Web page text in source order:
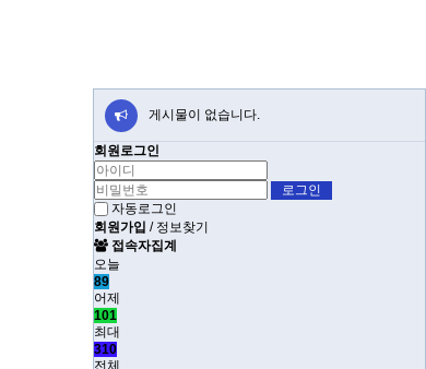
게시물이 없습니다.
회원로그인
자동로그인
회원가입 / 정보찾기
접속자집계
오늘
89
어제
101
최대
310
전체